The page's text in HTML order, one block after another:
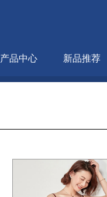
产品中心 新品推荐